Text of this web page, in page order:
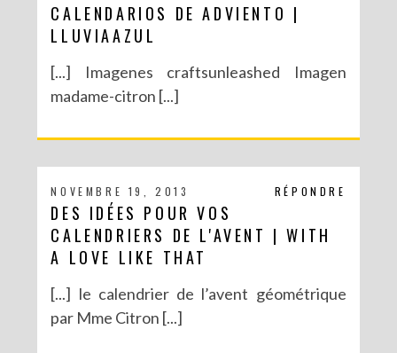
CALENDARIOS DE ADVIENTO |
LLUVIAAZUL
[...] Imagenes craftsunleashed Imagen
madame-citron [...]
RÉPONDRE
NOVEMBRE 19, 2013
DES IDÉES POUR VOS
CALENDRIERS DE L'AVENT | WITH
A LOVE LIKE THAT
[...] le calendrier de l’avent géométrique
par Mme Citron [...]